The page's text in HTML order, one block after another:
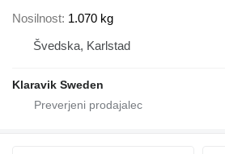
Nosilnost 1.070 kg
Švedska, Karlstad
Klaravik Sweden